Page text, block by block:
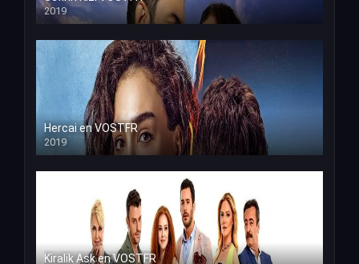
2019
Hercai en VOSTFR
2019
Kiralik Ask en VOSTFR